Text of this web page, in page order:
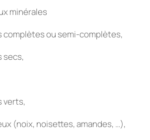
minérales
complètes ou semi-complètes,
secs,
verts,
(noix, noisettes, amandes, …),